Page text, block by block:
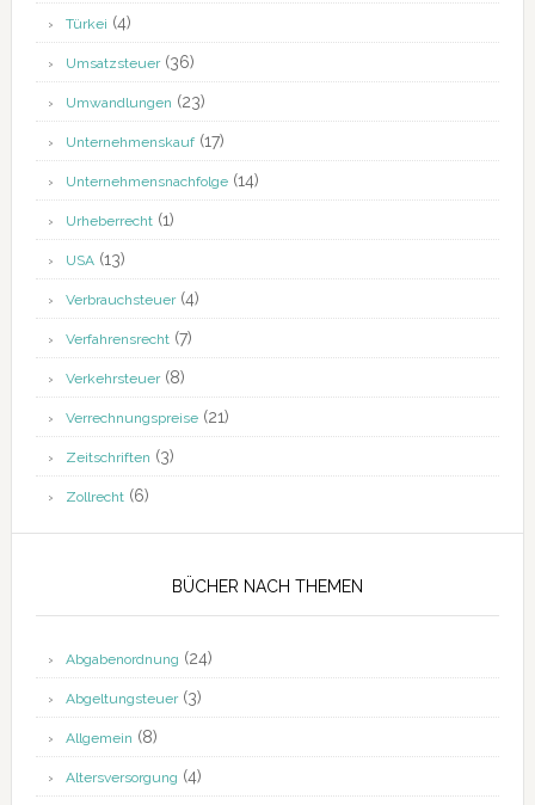
Türkei (4)
Umsatzsteuer(36)
Umwandlungen (23)
Unternehmenskauf(17)
Unternehmensnachfolge(14)
Urheberrecht(1)
USA(13)
Verbrauchsteuer(4)
Verfahrensrecht(7)
Verkehrsteuer(8)
Verrechnungspreise(21)
Zeitschriften (3)
Zollrecht(6)
BÜCHER NACH THEMEN
Abgabenordnung (24)
Abgeltungsteuer(3)
Allgemein (8)
Altersversorgung (4)